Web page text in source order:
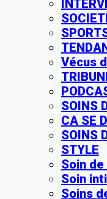
Vécus
SOINS
CA SE
SOINS
STYLE
Soin
Soin
Soins